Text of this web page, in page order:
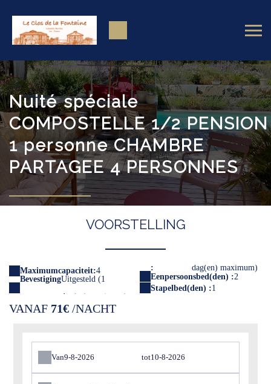
Nuité spéciale
COMPOSTELLE 1/2 PENSION
1 personne CHAMBRE
PARTAGEE 4 PERSONNES
VOORSTELLING
Maximumcapaciteit:4
Bevestiging
:
Uitgesteld (1
dag(en) maximum)
Eenpersoonsbed(den) :2
Stapelbed(den) :1
VANAF 71€ /NACHT
Van tot